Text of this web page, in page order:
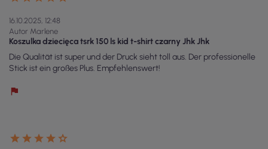
16.10.2025, 12:48
Autor Marlene
Koszulka dziecięca tsrk 150 ls kid t-shirt czarny Jhk Jhk
Die Qualität ist super und der Druck sieht toll aus. Der professionelle
Stick ist ein großes Plus. Empfehlenswert!